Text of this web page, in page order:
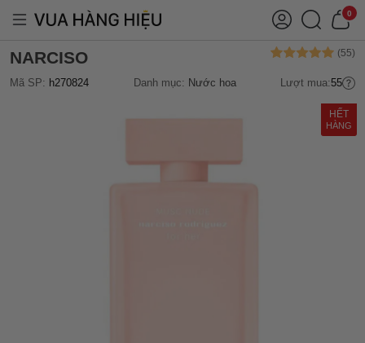
0
NARCISO
Mã SP: h270824 Danh mục: Nước hoa Lượt mua:55
HẾT
HÀNG